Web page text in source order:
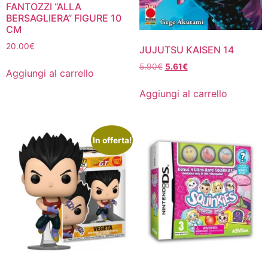
FANTOZZI “ALLA
BERSAGLIERA” FIGURE 10
CM
20.00€
Aggiungi al carrello
JUJUTSU KAISEN 14
5.90€ Il
originale
era:
5.61€Il
attuale
Aggiungi al carrello
In offerta!